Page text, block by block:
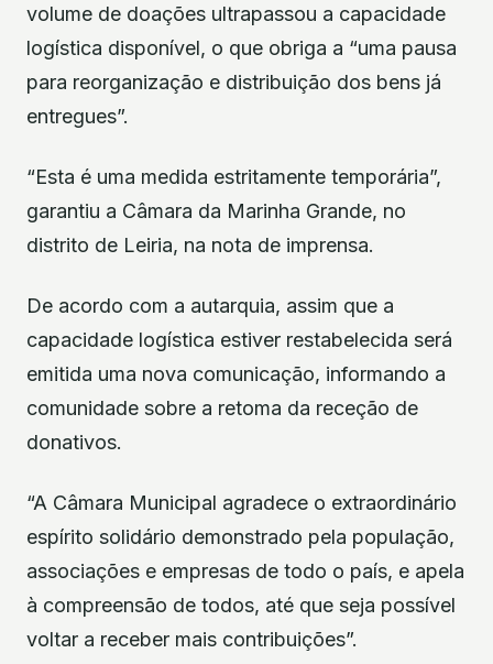
volume de doações ultrapassou a capacidade
logística disponível, o que obriga a “uma pausa
para reorganização e distribuição dos bens já
entregues”.
“Esta é uma medida estritamente temporária”,
garantiu a Câmara da Marinha Grande, no
distrito de Leiria, na nota de imprensa.
De acordo com a autarquia, assim que a
capacidade logística estiver restabelecida será
emitida uma nova comunicação, informando a
comunidade sobre a retoma da receção de
donativos.
“A Câmara Municipal agradece o extraordinário
espírito solidário demonstrado pela população,
associações e empresas de todo o país, e apela
à compreensão de todos, até que seja possível
voltar a receber mais contribuições”.